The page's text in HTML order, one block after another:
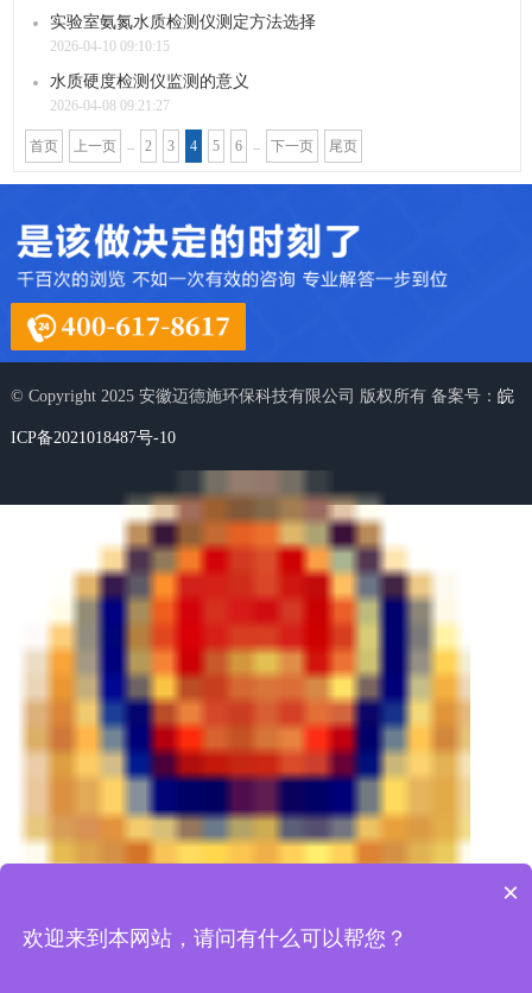
实验室氨氮水质检测仪测定方法选择
2026-04-10 09:10:15
水质硬度检测仪监测的意义
2026-04-08 09:21:27
首页 上一页 ... 2 3 4 5 6 ... 下一页 尾页
© Copyright 2025 安徽迈德施环保科技有限公司 版权所有 备案号： 皖
ICP备2021018487号-10
×
欢迎来到本网站，请问有什么可以帮您？